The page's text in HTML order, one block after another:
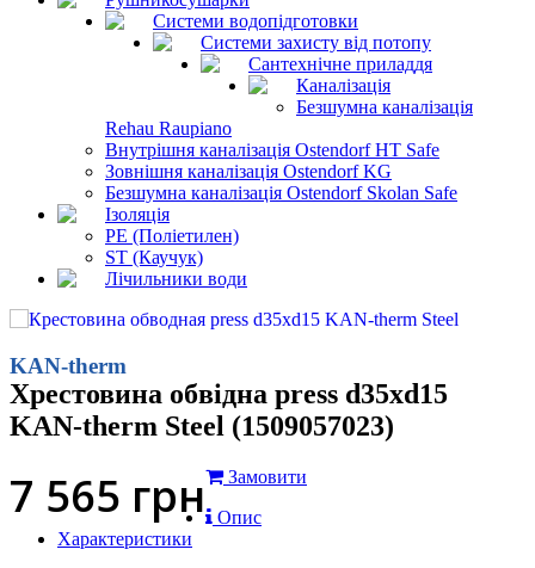
Системи водопідготовки
Системи захисту від потопу
Сантехнічне приладдя
Каналізація
Безшумна каналізація
Rehau Raupiano
Внутрішня каналізація Ostendorf HT Safe
Зовнішня каналізація Ostendorf KG
Безшумна каналізація Ostendorf Skolan Safe
Ізоляція
PE (Поліетилен)
ST (Каучук)
Лічильники води
KAN-therm
Хрестовина обвідна press d35xd15
KAN-therm Steel (1509057023)
7 565 грн
Замовити
Опис
Характеристики